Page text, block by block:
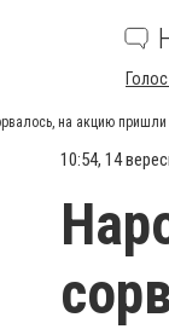
на акцию
10:54, 14